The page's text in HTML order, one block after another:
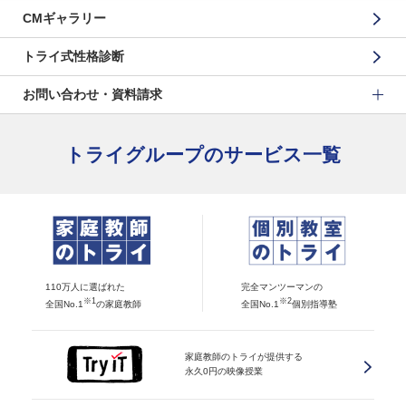
CMギャラリー
トライ式性格診断
お問い合わせ・資料請求
トライグループのサービス一覧
110万人に選ばれた
全国No.1 ※1 の家庭教師
完全マンツーマンの
全国No.1 ※2個別指導塾
家庭教師のトライが提供する
永久0円の映像授業